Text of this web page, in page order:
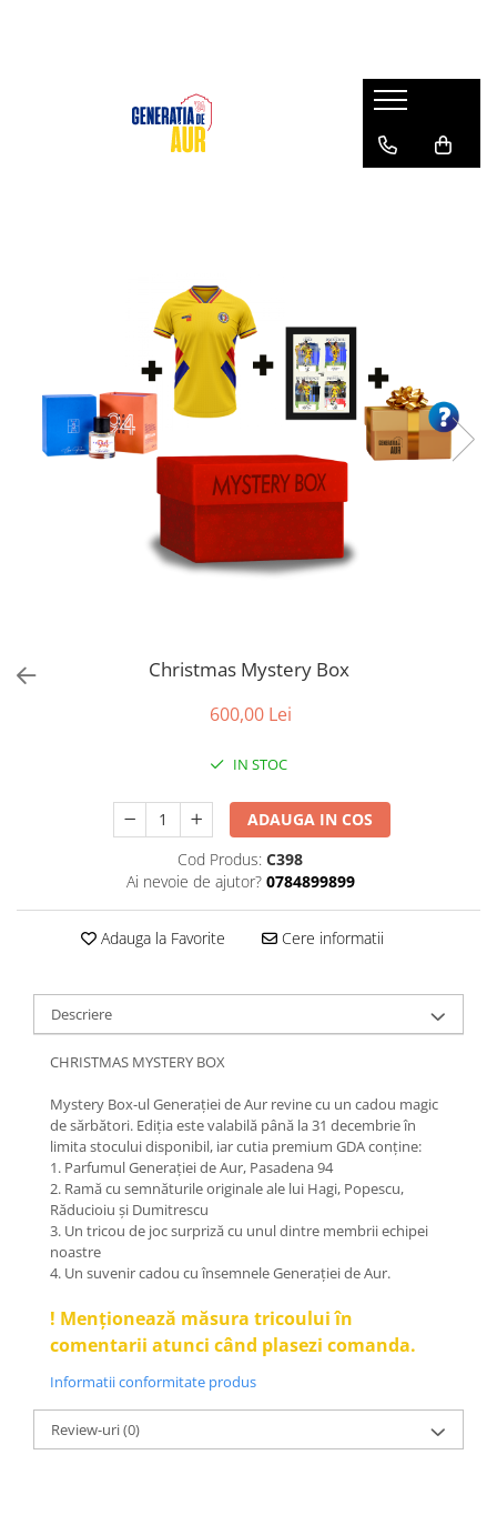
Christmas Mystery Box
600,00 Lei
IN STOC
ADAUGA IN COS
Cod Produs: C398
Ai nevoie de ajutor? 0784899899
Adauga la Favorite Cere informatii
Descriere
CHRISTMAS MYSTERY BOX
Mystery Box-ul Generației de Aur revine cu un cadou magic
de sărbători. Ediția este valabilă până la 31 decembrie în
limita stocului disponibil, iar cutia premium GDA conține:
1. Parfumul Generației de Aur, Pasadena 94
2. Ramă cu semnăturile originale ale lui Hagi, Popescu,
Răducioiu și Dumitrescu
3. Un tricou de joc surpriză cu unul dintre membrii echipei
noastre
4. Un suvenir cadou cu însemnele Generației de Aur.
! Menționează măsura tricoului în
comentarii atunci când plasezi comanda.
Informatii conformitate produs
Review-uri(0)